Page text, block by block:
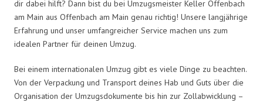
dir dabei hilft? Dann bist du bei Umzugsmeister Keller Offenbach
am Main aus Offenbach am Main genau richtig! Unsere langjährige
Erfahrung und unser umfangreicher Service machen uns zum
idealen Partner für deinen Umzug.
Bei einem internationalen Umzug gibt es viele Dinge zu beachten.
Von der Verpackung und Transport deines Hab und Guts über die
Organisation der Umzugsdokumente bis hin zur Zollabwicklung –